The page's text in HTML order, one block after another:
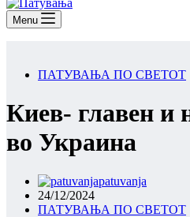
Menu
ПАТУВАЊА ПО СВЕТОТ
Киев- главен и
во Украина
patuvanja
24/12/2024
ПАТУВАЊА ПО СВЕТОТ